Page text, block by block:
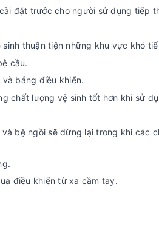
đặt trước cho người sử dụng tiếp
thuận tiện những khu vực khó
cầu.
bảng điều khiển.
chất lượng vệ sinh tốt hơn khi sử
bệ ngồi sẽ dừng lại trong khi các
điều khiển từ xa cầm tay.